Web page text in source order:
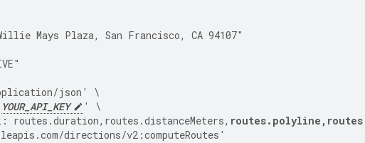
Mays Plaza, San Francisco, CA 94107"
json' \
YOUR_API_KEY
' \
routes.duration,routes.distanceMeters,
directions/v2:computeRoutes'